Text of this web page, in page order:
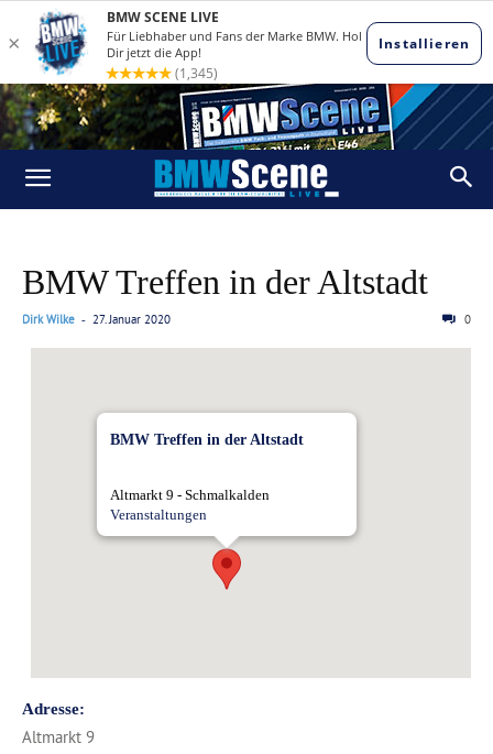
BMW Treffen in der Altstadt
Dirk Wilke - 27. Januar 2020 0
BMW Treffen in der Altstadt
Altmarkt 9 - Schmalkalden
Veranstaltungen
Adresse:
Altmarkt 9